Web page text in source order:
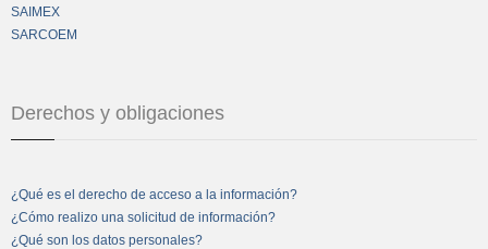
SAIMEX
SARCOEM
Derechos y obligaciones
¿Qué es el derecho de acceso a la información?
¿Cómo realizo una solicitud de información?
¿Qué son los datos personales?